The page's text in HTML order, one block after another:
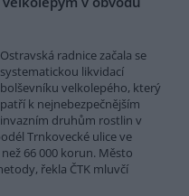
Ostravská radnice začala se
systematickou likvidací
bolševníku velkolepého, který
patří k nejnebezpečnějším
invazním druhům rostlin v
Trnkovecké ulice ve
66 000 korun. Město
řekla ČTK mluvčí